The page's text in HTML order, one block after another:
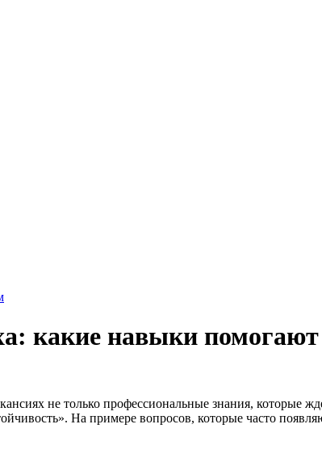
какие навыки
не только профессиональные знания, которые
На примере вопросов, которые часто